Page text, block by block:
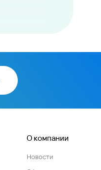
О компании
Новости